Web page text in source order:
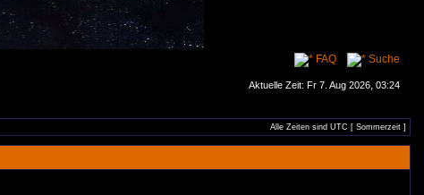
FAQ Suche
Aktuelle Zeit: Fr 7. Aug 2026, 03:24
Alle Zeiten sind UTC [ Sommerzeit ]